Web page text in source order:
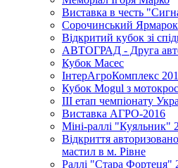
Виставка в честь
Сорочинський
Відкритий кубок зі
АВТОГРАД - Друга
Кубок Масес
ІнтерАгроКомплекс
Кубок Mogul з
ІІІ етап чемпіонату
Виставка АГРО-2016
Міні-раллі "Куяльник"
Відкриття
мастил в м. Рівне
Раллі "Стара Фортеця"